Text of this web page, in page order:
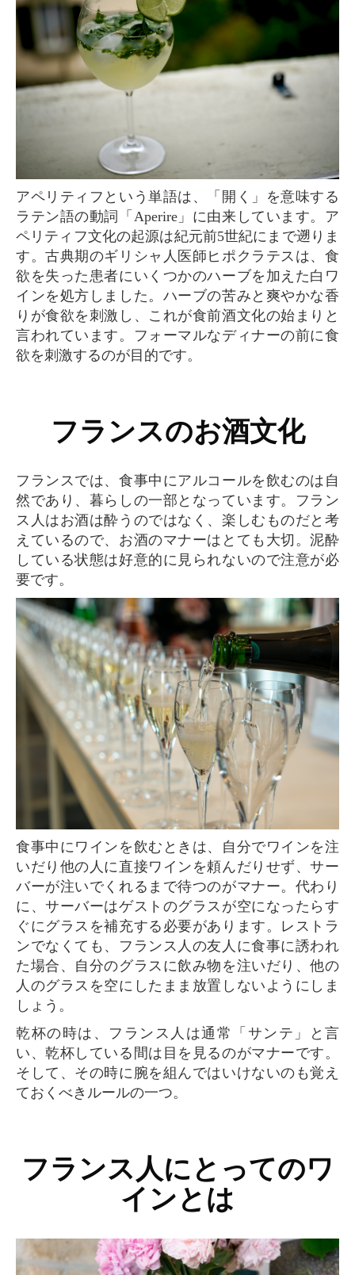
アペリティフという単語は、「開く」を意味する
ラテン語の動詞「Aperire」に由来しています。ア
ペリティフ文化の起源は紀元前5世紀にまで遡りま
す。古典期のギリシャ人医師ヒポクラテスは、食
欲を失った患者にいくつかのハーブを加えた白ワ
インを処方しました。ハーブの苦みと爽やかな香
りが食欲を刺激し、これが食前酒文化の始まりと
言われています。フォーマルなディナーの前に食
欲を刺激するのが目的です。
フランスのお酒文化
フランスでは、食事中にアルコールを飲むのは自
然であり、暮らしの一部となっています。フラン
ス人はお酒は酔うのではなく、楽しむものだと考
えているので、お酒のマナーはとても大切。泥酔
している状態は好意的に見られないので注意が必
要です。
食事中にワインを飲むときは、自分でワインを注
いだり他の人に直接ワインを頼んだりせず、サー
バーが注いでくれるまで待つのがマナー。代わり
に、サーバーはゲストのグラスが空になったらす
ぐにグラスを補充する必要があります。レストラ
ンでなくても、フランス人の友人に食事に誘われ
た場合、自分のグラスに飲み物を注いだり、他の
人のグラスを空にしたまま放置しないようにしま
しょう。
乾杯の時は、フランス人は通常「サンテ」と言
い、乾杯している間は目を見るのがマナーです。
そして、その時に腕を組んではいけないのも覚え
ておくべきルールの一つ。
フランス人にとってのワ
インとは